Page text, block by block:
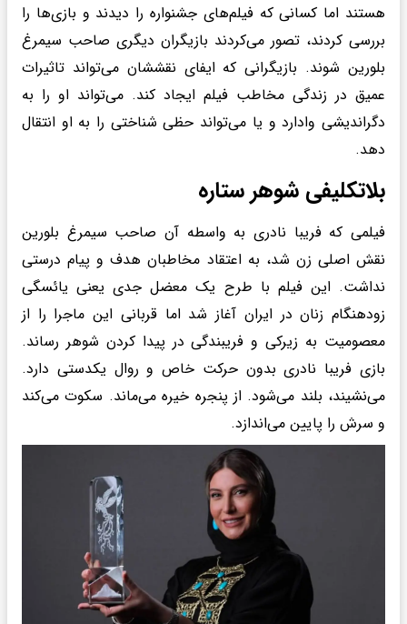
هستند اما کسانی که فیلم‌های جشنواره را دیدند و بازی‌ها را
بررسی کردند، تصور می‌کردند بازیگران دیگری صاحب سیمرغ
بلورین شوند. بازیگرانی که ایفای نقششان می‌تواند تاثیرات
عمیق در زندگی مخاطب فیلم ایجاد کند. می‌تواند او را به
دگراندیشی وادارد و یا می‌تواند حظی شناختی را به او انتقال
دهد.
بلاتکلیفی شوهر ستاره
فیلمی ‌که فریبا نادری به واسطه آن صاحب سیمرغ بلورین
نقش اصلی زن شد، به اعتقاد مخاطبان هدف و پیام درستی
نداشت. این فیلم با طرح یک معضل جدی یعنی یائسگی
زودهنگام زنان در ایران آغاز شد اما قربانی این ماجرا را از
معصومیت به زیرکی و فریبندگی در پیدا کردن شوهر رساند.
بازی فریبا نادری بدون حرکت خاص و روال یکدستی دارد.
می‌نشیند، بلند می‌شود. از پنجره خیره می‌ماند. سکوت می‌کند
و سرش را پایین می‌اندازد.